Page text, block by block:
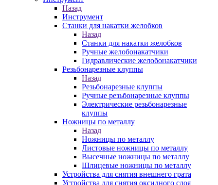
Назад
Инструмент
Станки для накатки желобков
Назад
Станки для накатки желобков
Ручные желобонакатчики
Гидравлические желобонакатчики
Резьбонарезные клуппы
Назад
Резьбонарезные клуппы
Ручные резьбонарезные клуппы
Электрические резьбонарезные
клуппы
Ножницы по металлу
Назад
Ножницы по металлу
Листовые ножницы по металлу
Высечные ножницы по металлу
Шлицевые ножницы по металлу
Устройства для снятия внешнего грата
Устройства для снятия оксидного слоя